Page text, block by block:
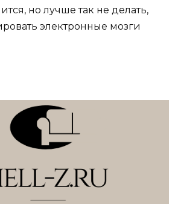
но лучше так не делать,
электронные мозги